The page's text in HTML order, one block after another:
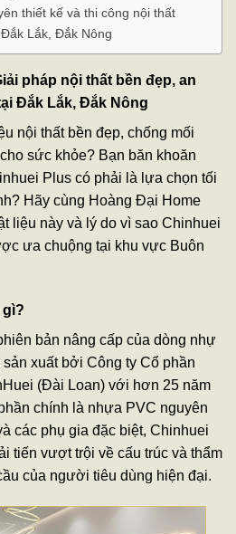
thiết kế và thi công nội thất
Lắk, Đắk Nông
pháp nội thất bền đẹp, an
Đắk Lắk, Đắk Nông
nội thất bền đẹp, chống mối
sức khỏe? Bạn băn khoăn
Plus có phải là lựa chọn tối
Hãy cùng Hoàng Đại Home
liệu này và lý do vì sao Chinhuei
ưa chuộng tại khu vực Buôn
gì?
bản nâng cấp của dòng nhự
xuất bởi Công ty Cổ phần
(Đài Loan) với hơn 25 năm
chính là nhựa PVC nguyên
các phụ gia đặc biệt, Chinhuei
tiến vượt trội về cấu trúc và thẩm
của người tiêu dùng hiện đại.